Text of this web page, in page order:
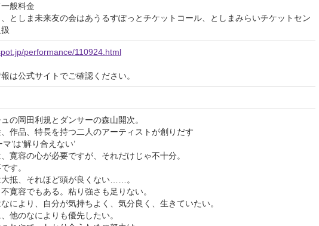
般料金
としま未来友の会はあうるすぽっとチケットコール、としまみらいチケットセン
performance/110924.html
は公式サイトでご確認ください。
の岡田利規とダンサーの森山開次。
作品、特長を持つ二人のアーティストが創りだす
’は‘解り合えない’
寛容の心が必要ですが、それだけじゃ不十分。
す。
抵、それほど頭が良くない……。
寛容でもある。粘り強さも足りない。
により、自分が気持ちよく、気分良く、生きていたい。
他のなによりも優先したい。